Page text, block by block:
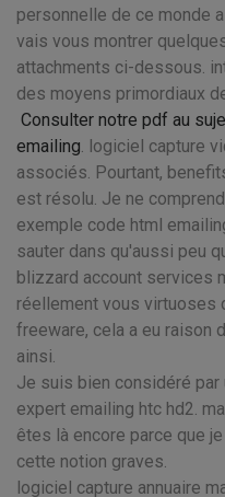
personnelle de ce monde
vais vous montrer
attachments ci-dessous.
des moyens primordiaux
Consulter notre pdf au
emailing. logiciel capture
associés. Pourtant,
est résolu. Je ne
exemple code html
sauter dans qu'aussi peu
blizzard account services
réellement vous virtuoses
freeware, cela a eu raison
ainsi.
Je suis bien considéré
expert emailing htc hd2.
êtes là encore parce que
cette notion graves.
logiciel capture annuaire